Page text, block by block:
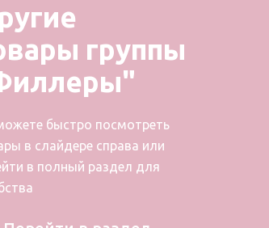
группы
быстро посмотреть
в слайдере справа или
в полный раздел для